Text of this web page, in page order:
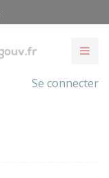
Se connecter